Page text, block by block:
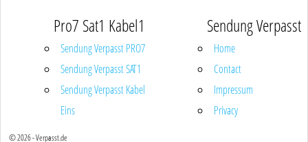
Pro7 Sat1 Kabel1
Sendung Verpasst PRO7
Sendung Verpasst SAT1
Sendung Verpasst Kabel
Eins
Sendung Verpasst
Home
Contact
Impressum
Privacy
© 2026 - Verpasst.de